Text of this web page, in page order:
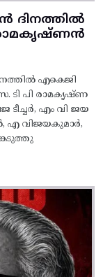
ദിനത്തിൽ
രാമകൃഷ്‌ണൻ
എകെജി
സ. ടി പി രാമകൃഷ്‌ണ
എം വി ജയ
എ വിജയകുമാർ,